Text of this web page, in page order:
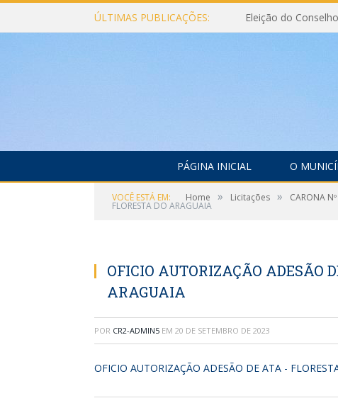
ÚLTIMAS PUBLICAÇÕES:
PÁGINA INICIAL O
VOCÊ ESTÁ EM: Home » Licitações » CARONA
FLORESTA DO ARAGUAIA
OFICIO AUTORIZAÇÃO ADESÃO
ARAGUAIA
POR CR2-ADMIN5 EM 20 DE SETEMBRO DE 2023
OFICIO AUTORIZAÇÃO ADESÃO DE ATA -